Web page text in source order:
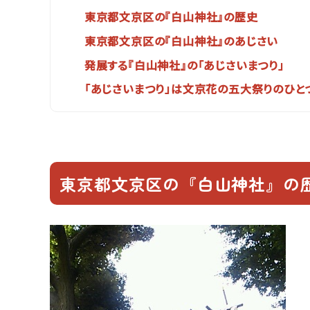
東京都文京区の『白山神社』の歴史
東京都文京区の『白山神社』のあじさい
発展する『白山神社』の「あじさいまつり」
「あじさいまつり」は文京花の五大祭りのひと
東京都文京区の『白山神社』の